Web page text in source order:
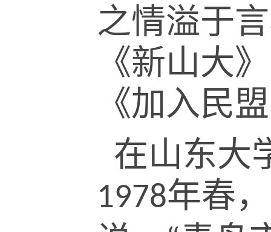
之情溢于
《新山大
《加入民
在山东大
1978年春